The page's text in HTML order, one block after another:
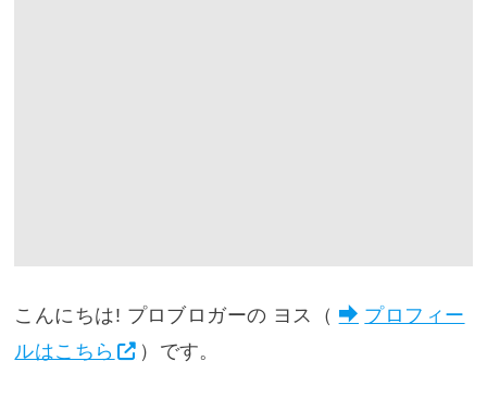
こんにちは! プロブロガーの ヨス（
プロフィー
ルはこちら
）です。